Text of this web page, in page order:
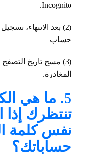
Incognito.
(2) بعد الانتهاء،
حساب
(3) مسح تاريخ التصفح
المغادرة.
5. ما هي
تنتظرك
نفس كلمة
حساباتك؟